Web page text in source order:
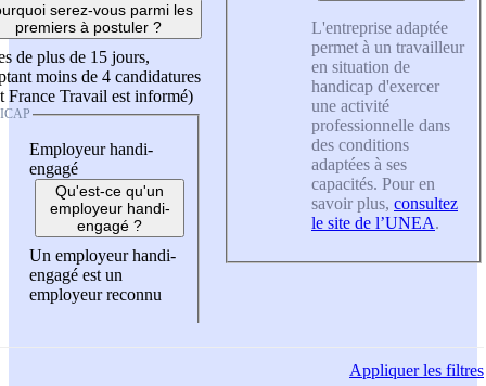
serez-vous parmi les
premiers à postuler ?
de plus de 15 jours,
moins de 4 candidatures
France Travail est informé)
Employeur handi-
engagé
Qu'est-ce qu'un
employeur handi-
engagé ?
Un employeur handi-
engagé est un
employeur reconnu
L'entreprise adaptée
permet à un travailleur
en situation de
handicap d'exercer
une activité
professionnelle dans
des conditions
adaptées à ses
capacités. Pour en
savoir plus, consultez
le site de l’UNEA.
Appliquerles filtres